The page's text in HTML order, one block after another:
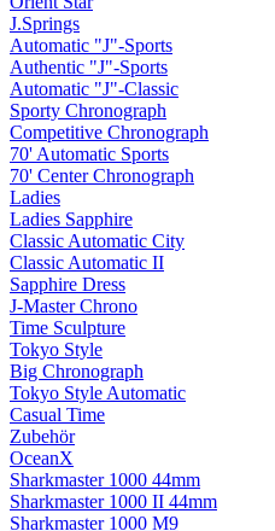
J.Springs
Automatic "J"-Sports
Authentic "J"-Sports
Automatic "J"-Classic
Sporty Chronograph
Competitive Chronograph
70' Automatic Sports
70' Center Chronograph
Ladies
Ladies Sapphire
Classic Automatic City
Classic Automatic II
Sapphire Dress
J-Master Chrono
Time Sculpture
Tokyo Style
Big Chronograph
Tokyo Style Automatic
Casual Time
Zubehör
OceanX
Sharkmaster 1000 44mm
Sharkmaster 1000 II 44mm
Sharkmaster 1000 M9